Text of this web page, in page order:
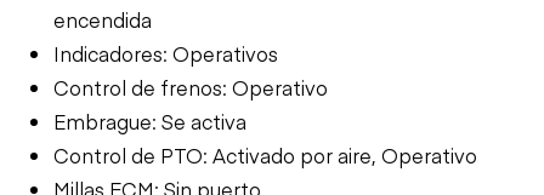
encendida
Indicadores: Operativos
Control de frenos: Operativo
Embrague: Se activa
Control de PTO: Activado por aire, Operativo
Millas ECM: Sin puerto